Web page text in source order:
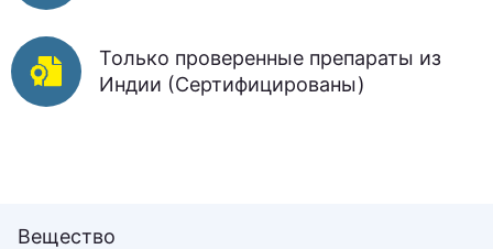
Только проверенные препараты из
Индии (Сертифицированы)
Вещество